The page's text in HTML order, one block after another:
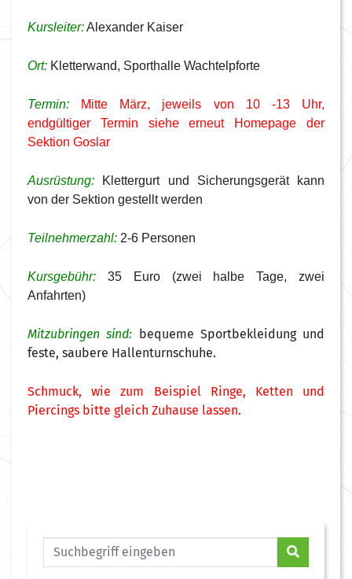
Kursleiter:Alexander Kaiser
Ort: Kletterwand, Sporthalle Wachtelpforte
Termin: Mitte März, jeweils von 10 -13 Uhr,
endgültiger Termin siehe erneut Homepage der
Sektion Goslar
Ausrüstung: Klettergurt und Sicherungsgerät kann
von der Sektion gestellt werden
Teilnehmerzahl: 2-6 Personen
Kursgebühr: 35 Euro (zwei halbe Tage, zwei
Anfahrten)
Mitzubringen sind: bequeme Sportbekleidung und
feste, saubere Hallenturnschuhe.
Schmuck, wie zum Beispiel Ringe, Ketten und
Piercings bitte gleich Zuhause lassen.